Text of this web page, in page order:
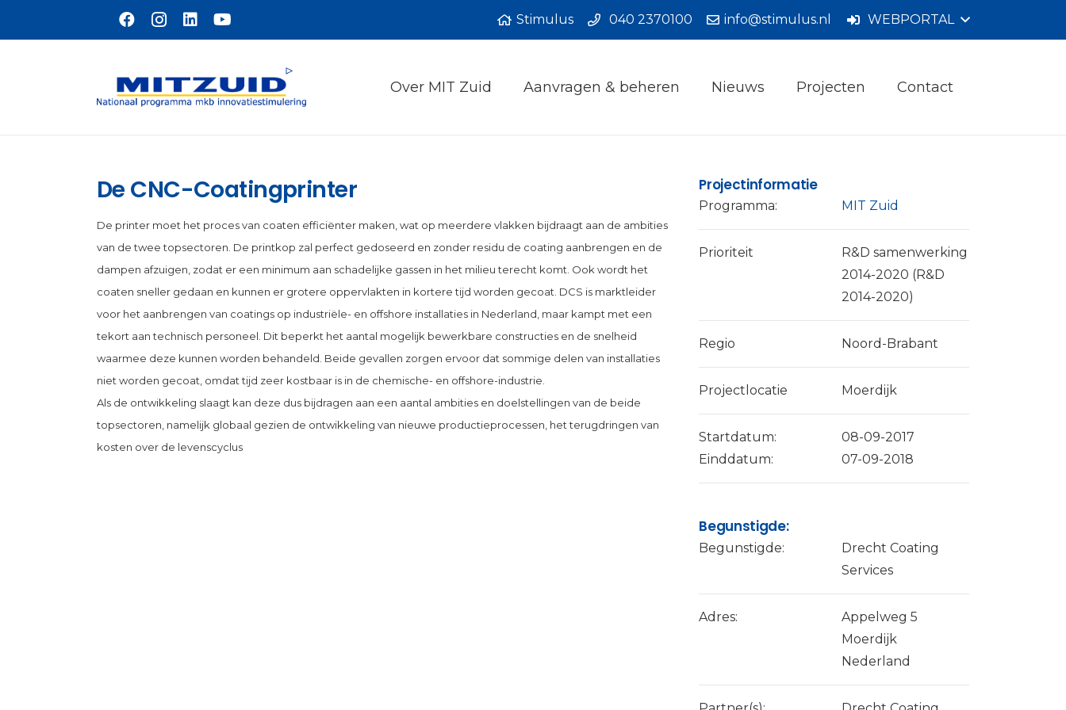
Stimulus 040 2370100 info@stimulus.nl WEBPORTAL
Over MIT Zuid Aanvragen & beheren Nieuws Projecten Contact
De CNC-Coatingprinter
De printer moet het proces van coaten efficiënter maken, wat op meerdere vlakken bijdraagt aan de ambities
van de twee topsectoren. De printkop zal perfect gedoseerd en zonder residu de coating aanbrengen en de
dampen afzuigen, zodat er een minimum aan schadelijke gassen in het milieu terecht komt. Ook wordt het
coaten sneller gedaan en kunnen er grotere oppervlakten in kortere tijd worden gecoat. DCS is marktleider
voor het aanbrengen van coatings op industriële- en offshore installaties in Nederland, maar kampt met een
tekort aan technisch personeel. Dit beperkt het aantal mogelijk bewerkbare constructies en de snelheid
waarmee deze kunnen worden behandeld. Beide gevallen zorgen ervoor dat sommige delen van installaties
niet worden gecoat, omdat tijd zeer kostbaar is in de chemische- en offshore-industrie.
Als de ontwikkeling slaagt kan deze dus bijdragen aan een aantal ambities en doelstellingen van de beide
topsectoren, namelijk globaal gezien de ontwikkeling van nieuwe productieprocessen, het terugdringen van
kosten over de levenscyclus
Projectinformatie
Programma: MIT Zuid
Prioriteit
R&D samenwerking
2014-2020 (R&D
2014-2020)
Regio Noord-Brabant
Projectlocatie Moerdijk
Startdatum:
08-09-2017
Einddatum:
07-09-2018
Begunstigde:
Begunstigde:
Drecht Coating
Services
Adres:
Appelweg 5
Moerdijk
Nederland